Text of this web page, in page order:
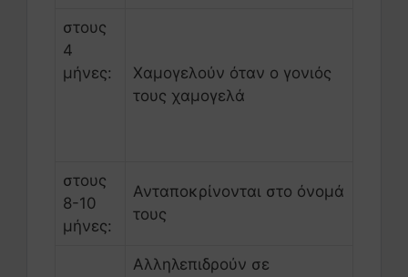
στους
4
μήνες:
Χαμογελούν όταν ο γονιός
τους χαμογελά
στους
8-10
μήνες:
Ανταποκρίνονται στο όνομά
τους
Αλληλεπιδρούν σε